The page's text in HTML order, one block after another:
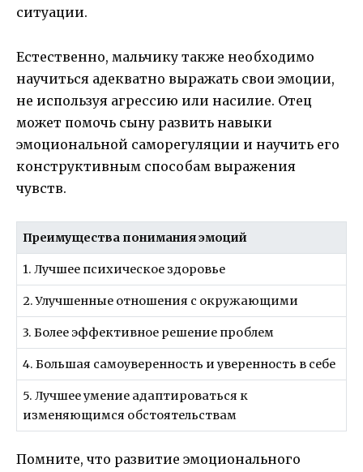
ситуации.
Естественно, мальчику также необходимо
научиться адекватно выражать свои эмоции,
не используя агрессию или насилие. Отец
может помочь сыну развить навыки
эмоциональной саморегуляции и научить его
конструктивным способам выражения
чувств.
Преимущества понимания эмоций
1. Лучшее психическое здоровье
2. Улучшенные отношения с окружающими
3. Более эффективное решение проблем
4. Большая самоуверенность и уверенность в себе
5. Лучшее умение адаптироваться к
изменяющимся обстоятельствам
Помните, что развитие эмоционального